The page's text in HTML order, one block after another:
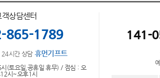
객상담센터
865-1789
24시간 상담 휴먼기프트
(토요일,공휴일 휴무) / 점심 : 오
시~오후1시
141-